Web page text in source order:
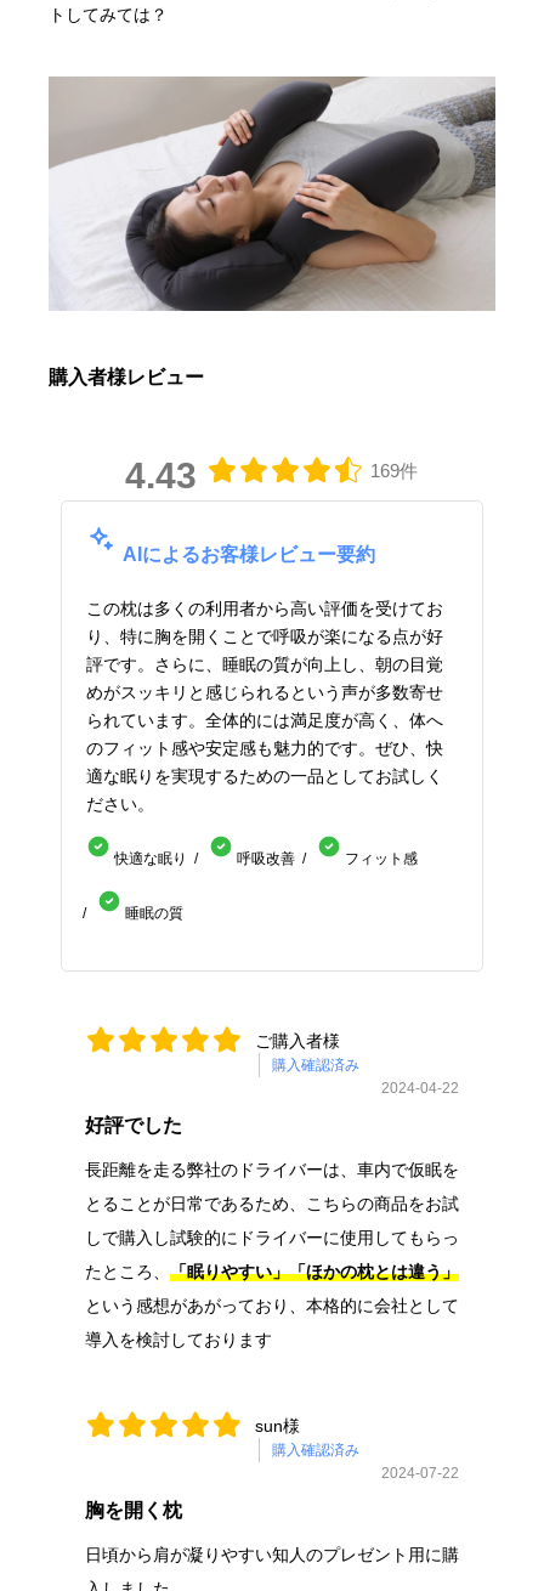
トしてみては？
購入者様レビュー
4.43 169件
AIによるお客様レビュー要約
この枕は多くの利用者から高い評価を受けてお
り、特に胸を開くことで呼吸が楽になる点が好
評です。さらに、睡眠の質が向上し、朝の目覚
めがスッキリと感じられるという声が多数寄せ
られています。全体的には満足度が高く、体へ
のフィット感や安定感も魅力的です。ぜひ、快
適な眠りを実現するための一品としてお試しく
ださい。
快適な眠り 呼吸改善 フィット感
睡眠の質
ご購入者様
購入確認済み
2024-04-22
好評でした
長距離を走る弊社のドライバーは、車内で仮眠を
とることが日常であるため、こちらの商品をお試
しで購入し試験的にドライバーに使用してもらっ
たところ、 「眠りやすい」「ほかの枕とは違う」
という感想があがっており、本格的に会社として
導入を検討しております
sun様
購入確認済み
2024-07-22
胸を開く枕
日頃から肩が凝りやすい知人のプレゼント用に購